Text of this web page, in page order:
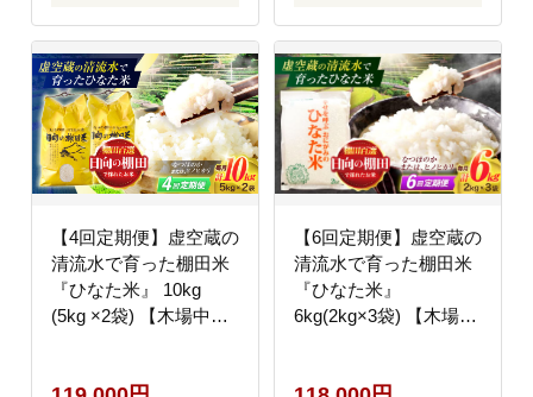
【4回定期便】虚空蔵の
清流水で育った棚田米
『ひなた米』 10kg
(5kg ×2袋) 【木場中山
【6回定期便】虚空蔵の
清流水で育った棚田米
『ひなた米』
6kg(2kg×3袋) 【木場中